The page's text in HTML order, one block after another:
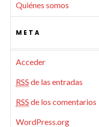
Quiénes somos
META
Acceder
RSS de las entradas
RSS de los comentarios
WordPress.org